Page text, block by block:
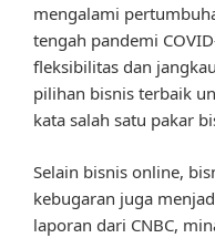
mengalami
tengah pandemi
fleksibilitas dan
pilihan bisnis terbaik
kata salah satu pakar
Selain bisnis online,
kebugaran juga
laporan dari CNBC,